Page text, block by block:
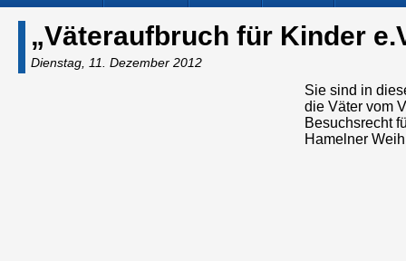
„Väteraufbruch für Kinder
Dienstag, 11. Dezember 2012
Sie sind in
die Väter vom
Besuchsrecht
Hamelner